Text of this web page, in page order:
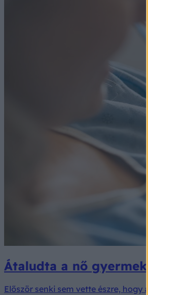
Átaludta a nő gyermeke
Először senki sem vette észre, hogy a